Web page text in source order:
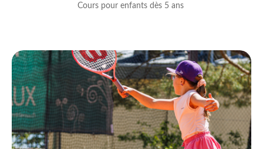
Cours pour enfants dès 5 ans